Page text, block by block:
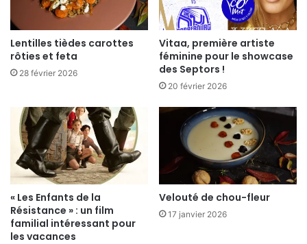
au jeu des questions/réponses.
INTERVIEW – 1ère
PARTIE –
Retour sur la Finale de la Coupe d’Europe
des Vainqueurs de Coupe
Lentilles tièdes carottes
rôties et feta
28 février 2026
Vitaa, première artiste
féminine pour le showcase
des Septors !
20 février 2026
« Les Enfants de la
Résistance » : un film
familial intéressant pour
les vacances
Velouté de chou-fleur
17 janvier 2026